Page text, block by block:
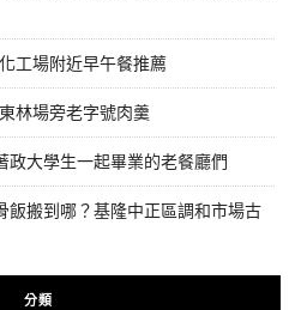
工場附近早午餐推薦
林場旁老字號肉羹
政大學生一起畢業的老餐廳們
飯搬到哪？基隆中正區調和市場古
分類